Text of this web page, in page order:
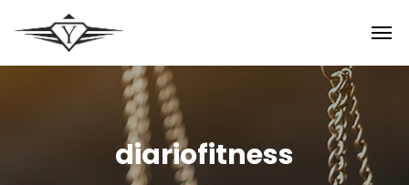
diariofitness